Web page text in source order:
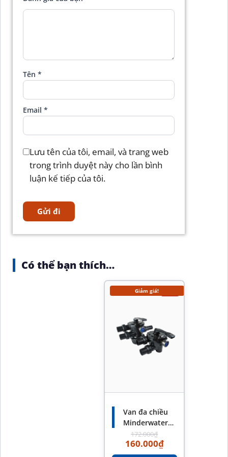
Tên *
Email *
Lưu tên của tôi, email, và trang web
trong trình duyệt này cho lần bình
luận kế tiếp của tôi.
Có thể bạn thích…
Giảm giá!
Van đa chiều
Minderwater
chính hãng – Van
đa chiều hồ bơi
hiệu quả
172.000₫
160.000₫